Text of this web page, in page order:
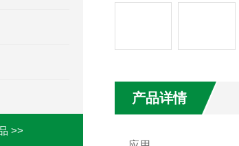
>>
产品详情